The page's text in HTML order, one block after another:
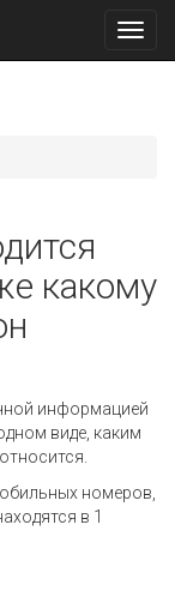
какому
информацией
виде, каким
номеров,
в 1